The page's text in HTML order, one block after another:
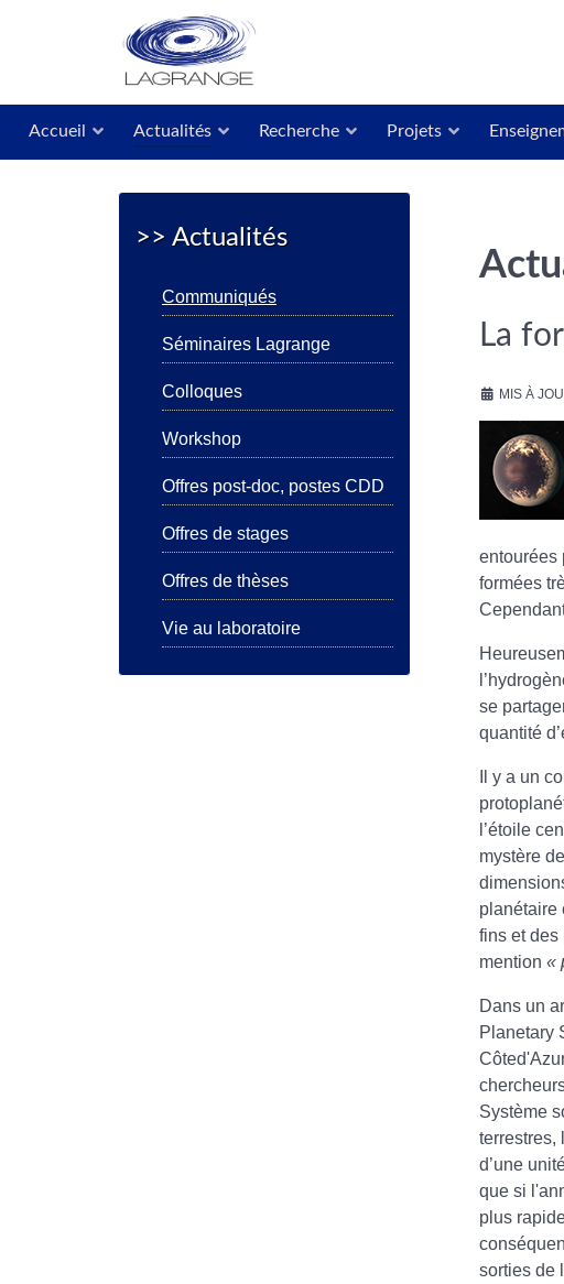
Accueil Actualités Recherche Projets
>> Actualités
Communiqués
Séminaires Lagrange
Colloques
Workshop
Offres post-doc, postes CDD
Offres de stages
Offres de thèses
Vie au laboratoire
La
MIS À
entourées
formées
se
quantité
Il y a un
l’étoile
mystère
planétaire
fins et des
mention «
Dans un
Planetary
Système
terrestres,
d’une
que si
plus
sorties de